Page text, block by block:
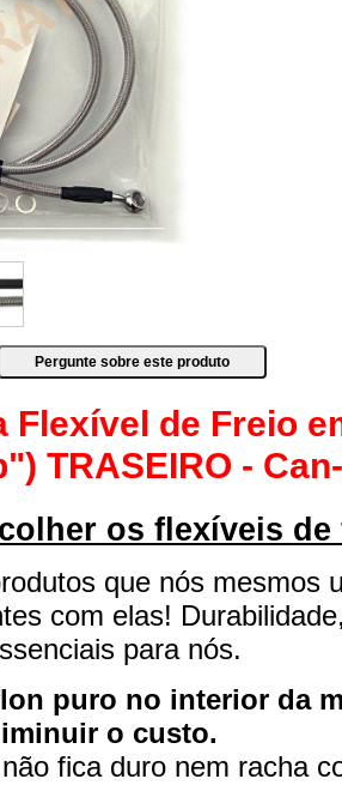
Flexível de Freio
TRASEIRO -
os flexíveis de
que nós mesmos
com elas!
para nós.
puro no interior da
o custo.
fica duro nem racha